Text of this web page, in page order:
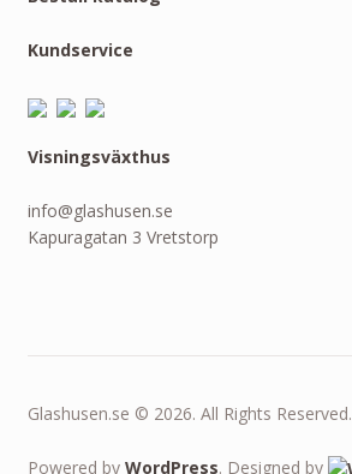
Kundservice
Visningsväxthus
info@glashusen.se
Kapuragatan 3 Vretstorp
Glashusen.se © 2026. All Rights Reserved.
Powered by WordPress. Designed by